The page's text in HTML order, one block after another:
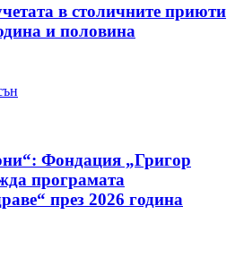
в столичните приюти
и половина
Фондация „Григор
програмата
през 2026 година